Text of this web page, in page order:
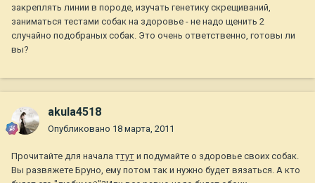
закреплять линии в породе, изучать генетику скрещиваний,
заниматься тестами собак на здоровье - не надо щенить 2
случайно подобраных собак. Это очень ответственно, готовы ли
вы?
akula4518
Опубликовано 18 марта, 2011
Прочитайте для начала ттут и подумайте о здоровье своих собак.
Вы развяжете Бруно, ему потом так и нужно будет вязаться. А кто